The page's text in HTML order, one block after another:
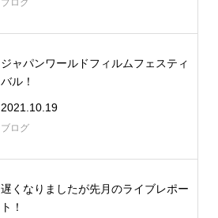
ジャパンワールドフィルムフェスティ
バル！
2021.10.19
ブログ
遅くなりましたが先月のライブレポー
ト！